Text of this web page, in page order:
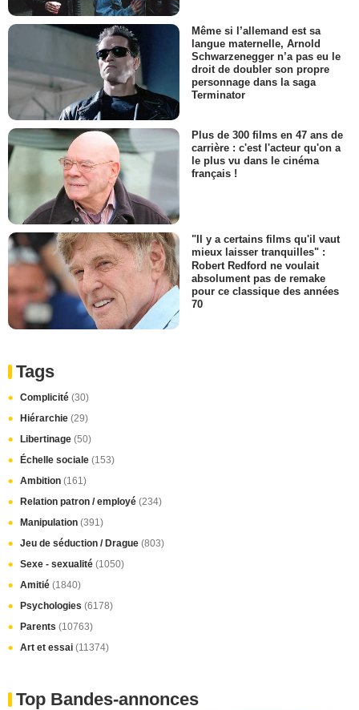
Même si l’allemand est sa
langue maternelle, Arnold
Schwarzenegger n’a pas eu le
droit de doubler son propre
personnage dans la saga
Terminator
Plus de 300 films en 47 ans de
carrière : c'est l'acteur qu'on a
le plus vu dans le cinéma
français !
"Il y a certains films qu'il vaut
mieux laisser tranquilles" :
Robert Redford ne voulait
absolument pas de remake
pour ce classique des années
70
Tags
Complicité (30)
Hiérarchie (29)
Libertinage (50)
Échelle sociale (153)
Ambition (161)
Relation patron / employé (234)
Manipulation (391)
Jeu de séduction / Drague (803)
Sexe - sexualité (1050)
Amitié (1840)
Psychologies (6178)
Parents (10763)
Art et essai (11374)
Top Bandes-annonces